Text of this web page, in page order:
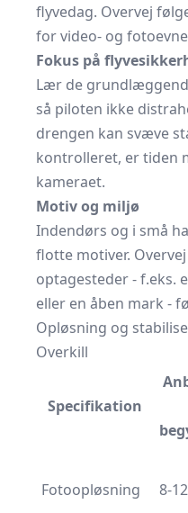
flyvedag. Overvej
for video- og
Fokus på
Lær de
så piloten ikke
drengen kan svæve
kontrolleret, er tiden
kameraet.
Motiv og miljø
Indendørs og i små
flotte motiver.
optagesteder - f.eks.
eller en åben mark -
Opløsning og
Overkill
Specifikation
Fotoopløsning 8-